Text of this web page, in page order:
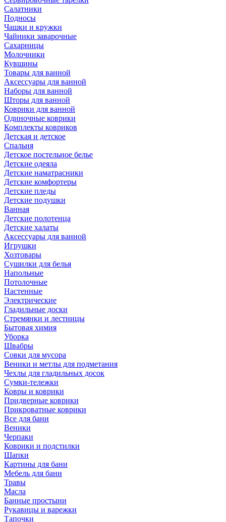
Салатники
Подносы
Чашки и кружки
Чайники заварочные
Сахарницы
Молочники
Кувшины
Товары для ванной
Аксессуары для ванной
Наборы для ванной
Шторы для ванной
Коврики для ванной
Одиночные коврики
Комплекты ковриков
Детская и детское
Спальня
Детское постельное белье
Детские одеяла
Детские наматрасники
Детские комфортеры
Детские пледы
Детские подушки
Ванная
Детские полотенца
Детские халаты
Аксессуары для ванной
Игрушки
Хозтовары
Сушилки для белья
Напольные
Потолочные
Настенные
Электрические
Гладильные доски
Стремянки и лестницы
Бытовая химия
Уборка
Швабры
Совки для мусора
Веники и метлы для подметания
Чехлы для гладильных досок
Сумки-тележки
Ковры и коврики
Придверные коврики
Прикроватные коврики
Все для бани
Веники
Черпаки
Коврики и подстилки
Шапки
Картины для бани
Мебель для бани
Травы
Масла
Банные простыни
Рукавицы и варежки
Тапочки